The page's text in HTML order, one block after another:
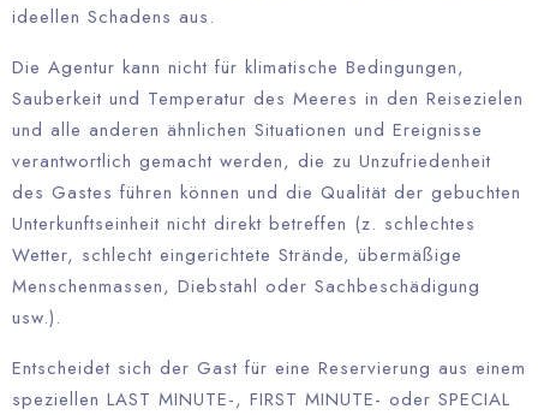
ideellen Schadens aus.
Die Agentur kann nicht für klimatische Bedingungen,
Sauberkeit und Temperatur des Meeres in den Reisezielen
und alle anderen ähnlichen Situationen und Ereignisse
verantwortlich gemacht werden, die zu Unzufriedenheit
des Gastes führen können und die Qualität der gebuchten
Unterkunftseinheit nicht direkt betreffen (z. schlechtes
Wetter, schlecht eingerichtete Strände, übermäßige
Menschenmassen, Diebstahl oder Sachbeschädigung
usw.).
Entscheidet sich der Gast für eine Reservierung aus einem
speziellen LAST MINUTE-, FIRST MINUTE- oder SPECIAL